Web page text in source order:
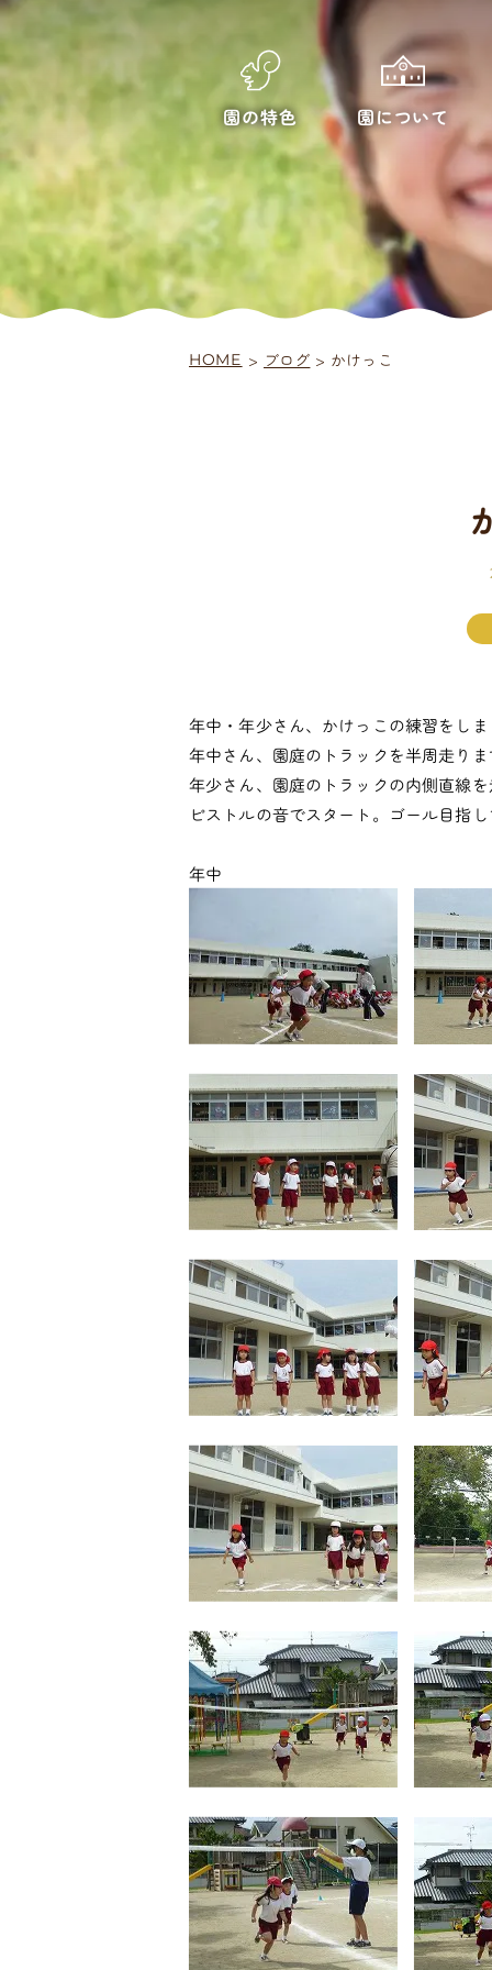
園の特色 園について
HOME > ブログ > かけっこ
年中・年少さん、かけっこの練習をし
年中さん、園庭のトラックを半周走り
年少さん、園庭のトラックの内側直線
ピストルの音でスタート。ゴール目指
年中